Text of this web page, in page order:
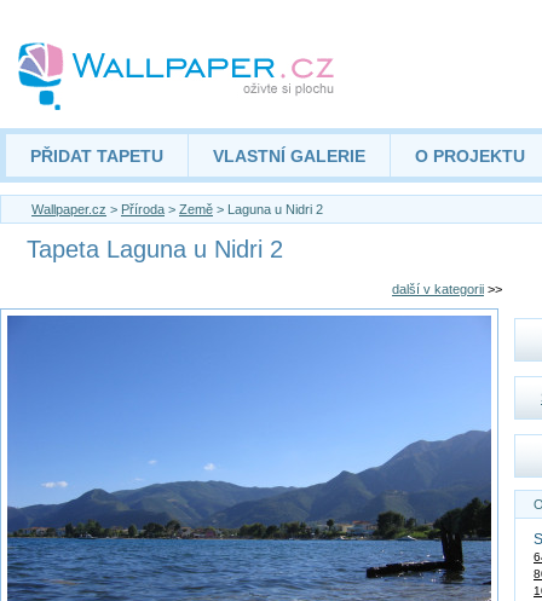
PŘIDAT TAPETU VLASTNÍ GALERIE O PROJEKTU
Wallpaper.cz > Příroda > Země > Laguna u Nidri 2
Tapeta Laguna u Nidri 2
další v kategorii >>